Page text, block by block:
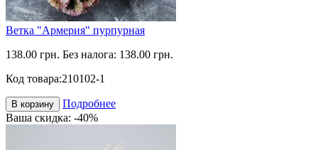
Ветка "Армерия" пурпурная
138.00 грн. Без налога: 138.00 грн.
Код товара:210102-1
В корзину
Подробнее
Ваша скидка: -40%